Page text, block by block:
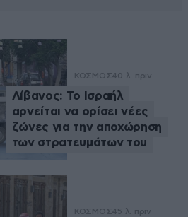
ΚΟΣΜΟΣ40 λ. πριν
Λίβανος: Το Ισραήλ
αρνείται να ορίσει νέες
ζώνες για την αποχώρηση
των στρατευμάτων του
ΚΟΣΜΟΣ45 λ. πριν